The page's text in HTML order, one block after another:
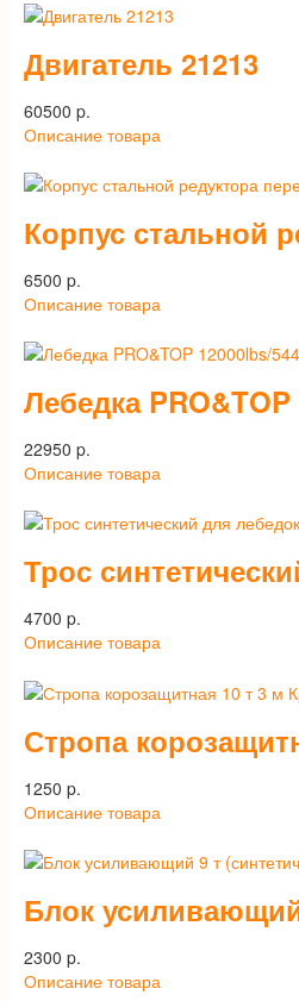
Двигатель 21213
60500 p.
Описание товара
Корпус стальной
6500 p.
Описание товара
Лебедка
22950 p.
Описание товара
Трос
4700 p.
Описание товара
Стропа
1250 p.
Описание товара
Блок
2300 p.
Описание товара